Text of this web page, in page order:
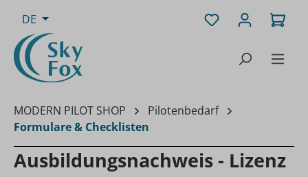
Zum Hauptinhalt springen
DE Du hast 0
MODERN PILOT SHOP
Pilotenbedarf
Formulare & Checklisten
Ausbildungsnachweis - Lizenz